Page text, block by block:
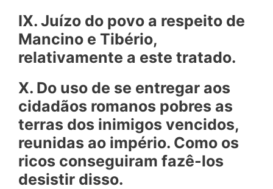
IX. Juízo do povo a respeito de
Mancino e Tibério,
relativamente a este tratado.
X. Do uso de se entregar aos
cidadãos romanos pobres as
terras dos inimigos vencidos,
reunidas ao império. Como os
ricos conseguiram fazê-los
desistir disso.